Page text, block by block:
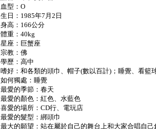
血型：O
生日：1985年7月2日
身高：166公分
體重：40kg
星座：巨蟹座
宗教：佛
學歷：高中
嗜好：和各類的頭巾、帽子(數以百計)；睡覺、看籃
如何獨處：睡覺
最愛的季節：春天
最愛的顏色：紅色、水藍色
喜愛的場所：CD行、電玩店
最愛的髮型：綁頭巾
最大的願望：站在屬於自己的舞台上和大家合唱自己